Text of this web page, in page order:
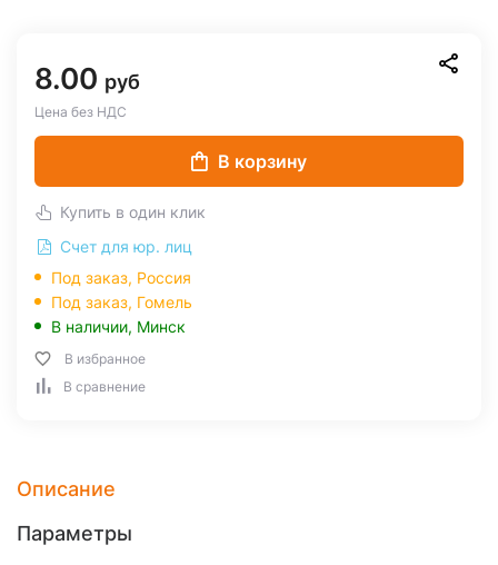
8.00 руб
Цена без НДС
В корзину
Купить в один клик
Счет для юр. лиц
Под заказ, Россия
Под заказ, Гомель
В наличии, Минск
В избранное
В сравнение
Описание
Параметры